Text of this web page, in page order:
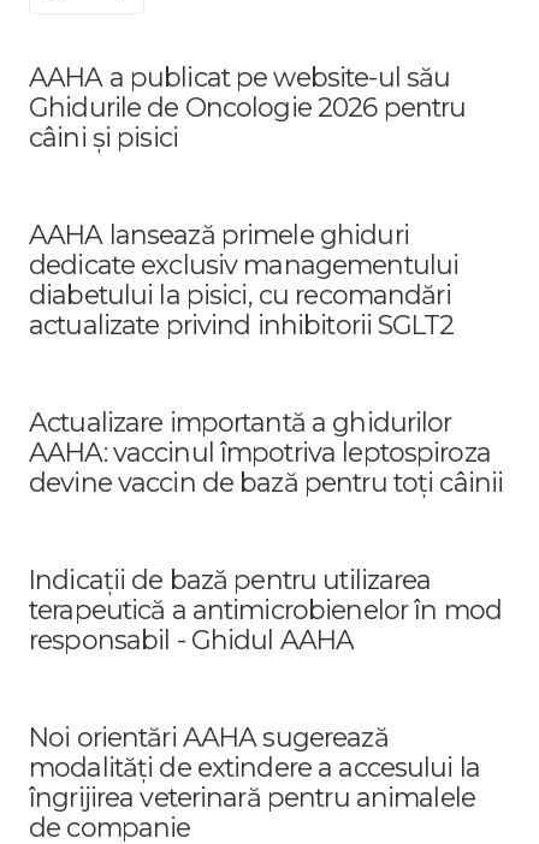
AAHA a publicat pe website-ul său
Ghidurile de Oncologie 2026 pentru
câini și pisici
AAHA lansează primele ghiduri
dedicate exclusiv managementului
diabetului la pisici, cu recomandări
actualizate privind inhibitorii SGLT2
Actualizare importantă a ghidurilor
AAHA: vaccinul împotriva leptospiroza
devine vaccin de bază pentru toți câinii
Indicații de bază pentru utilizarea
terapeutică a antimicrobienelor în mod
responsabil - Ghidul AAHA
Noi orientări AAHA sugerează
modalități de extindere a accesului la
îngrijirea veterinară pentru animalele
de companie